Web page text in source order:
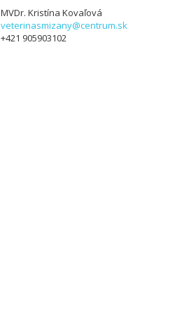
MVDr. Kristína Kovaľová
veterinasmizany@centrum.sk
+421 905903102